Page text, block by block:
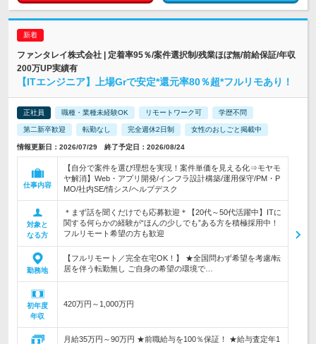
ファンタレイ株式会社 | 定着率95％/案件選択制/残業ほぼ無/前給保証/年収
200万UP実績有
【ITエンジニア】上場Grで安定*還元率80％超*フルリモあり！
正社員 職種・業種未経験OK リモートワーク可 学歴不問
第二新卒歓迎 転勤なし 完全週休2日制 女性のおしごと掲載中
情報更新日：2026/07/29 終了予定日：2026/08/24
仕事内容
【自分で案件を選び理想を実現！案件単価を見える化⇒モヤモ
ヤ解消】Web・アプリ開発/インフラ設計構築/運用保守/PM・P
MO/社内SE/情シス/ヘルプデスク
対象と
なる方
＊まず話を聞くだけでも応募歓迎＊【20代～50代活躍中】ITに
関する何らかの経験が“ほんの少しでも”ある方を積極採用中！
フルリモート希望の方も歓迎
勤務地
【フルリモート／完全在宅OK！】 ★全国問わず希望を考慮/転
居を伴う転勤無し ご自身の希望の環境で…
初年度
年収
420万円～1,000万円
月給35万円～90万円 ★前職給与を100％保証！ ★給与査定年1